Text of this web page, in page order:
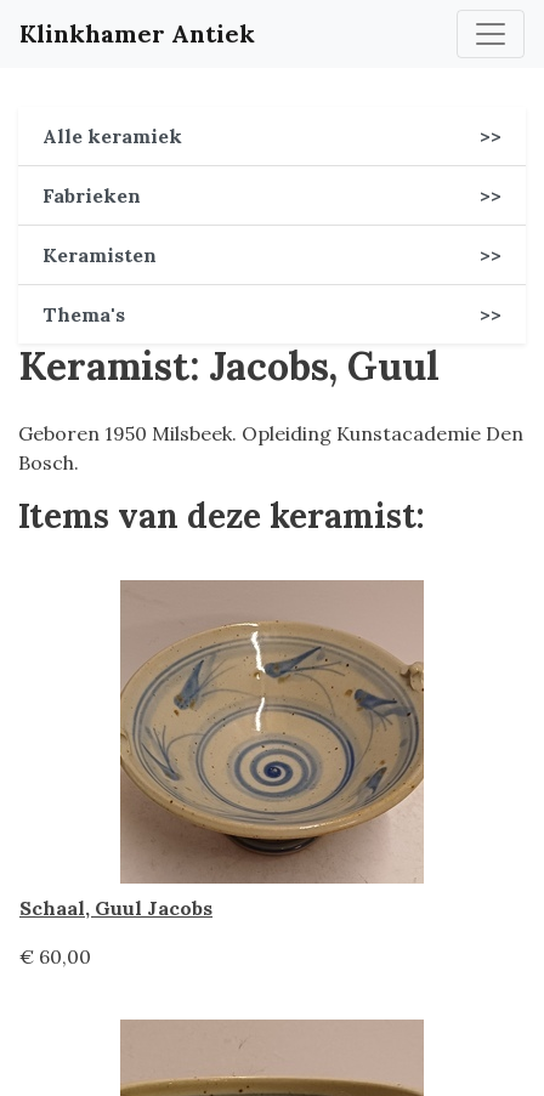
Klinkhamer Antiek
Alle keramiek >>
Fabrieken >>
Keramisten >>
Thema's >>
Keramist: Jacobs, Guul
Geboren 1950 Milsbeek. Opleiding Kunstacademie Den
Bosch.
Items van deze keramist:
Schaal, Guul Jacobs
€ 60,00